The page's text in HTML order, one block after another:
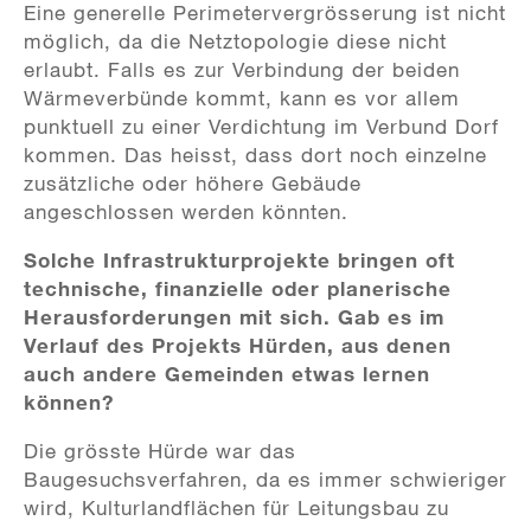
Eine generelle Perimetervergrösserung ist nicht
möglich, da die Netztopologie diese nicht
erlaubt. Falls es zur Verbindung der beiden
Wärmeverbünde kommt, kann es vor allem
punktuell zu einer Verdichtung im Verbund Dorf
kommen. Das heisst, dass dort noch einzelne
zusätzliche oder höhere Gebäude
angeschlossen werden könnten.
Solche Infrastrukturprojekte bringen oft
technische, finanzielle oder planerische
Herausforderungen mit sich. Gab es im
Verlauf des Projekts Hürden, aus denen
auch andere Gemeinden etwas lernen
können?
Die grösste Hürde war das
Baugesuchsverfahren, da es immer schwieriger
wird, Kulturlandflächen für Leitungsbau zu